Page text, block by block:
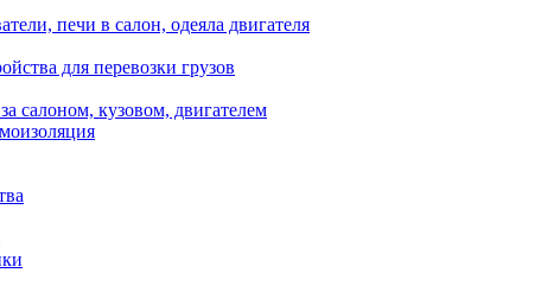
печи в салон, одеяла двигателя
для перевозки грузов
салоном, кузовом, двигателем